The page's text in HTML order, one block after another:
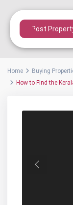
Post
Home Buying
How to Find the
Previous